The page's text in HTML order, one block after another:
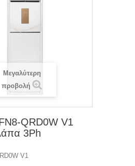
Μεγαλύτερη
προβολή
QRD0W V1
3Ph
V1